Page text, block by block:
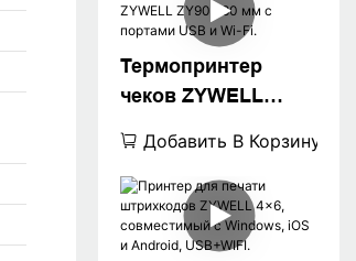
Термопринтер
чеков ZYWELL
портами USB и Wi-
Fi.
Добавить В Корзину